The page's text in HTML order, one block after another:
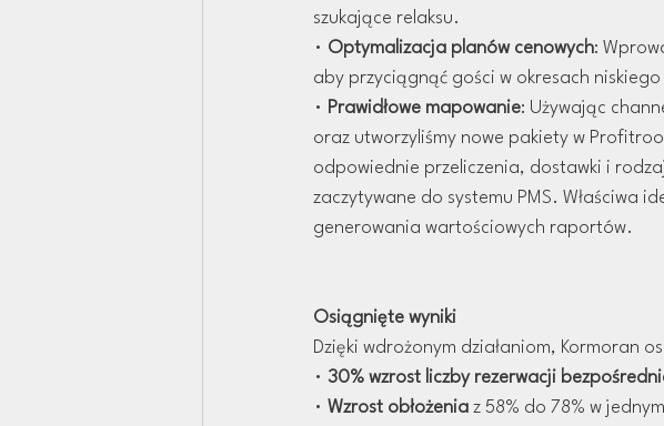
szukające relaksu.
• Optymalizacja planów cenowych:
aby przyciągnąć gości w okresach
• Prawidłowe mapowanie: Używając
oraz utworzyliśmy nowe pakiety w
odpowiednie przeliczenia, dostawki i
zaczytywane do systemu PMS. Właściwa
generowania wartościowych raportów.
Osiągnięte wyniki
Dzięki wdrożonym działaniom, Kormoran
• 30% wzrost liczby rezerwacji
• Wzrost obłożenia z 58% do 78% w